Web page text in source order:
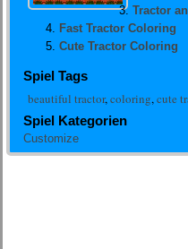
Tractor
Fast Tractor Coloring
Cute Tractor Coloring
Spiel Tags
beautiful tractor,coloring,cute
Spiel Kategorien
Customize